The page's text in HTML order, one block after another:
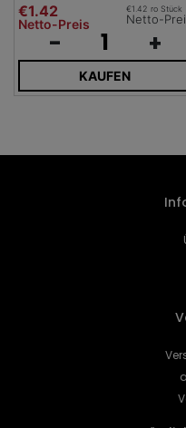
€1.42
Netto-Preis
€1.42 ro Stück
Netto-
- +
KAUFEN